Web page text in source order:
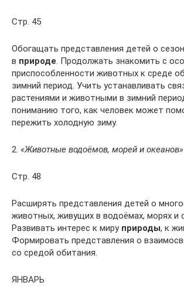
Стр. 45
Обогащать представления детей о
в природе. Продолжать знакомить с
приспособленности животных к среде
зимний период. Учить устанавливать
растениями и животными в зимний
пониманию того, как человек может
пережить холодную зиму.
2. «Животные водоёмов, морей и океанов»
Стр. 48
Расширять представления детей о
животных, живущих в водоёмах, морях и
Развивать интерес к миру природы, к
Формировать представления о
со средой обитания.
ЯНВАРЬ